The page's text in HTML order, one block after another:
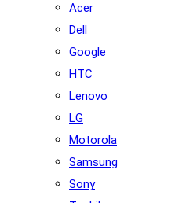
Acer
Dell
Google
HTC
Lenovo
LG
Motorola
Samsung
Sony